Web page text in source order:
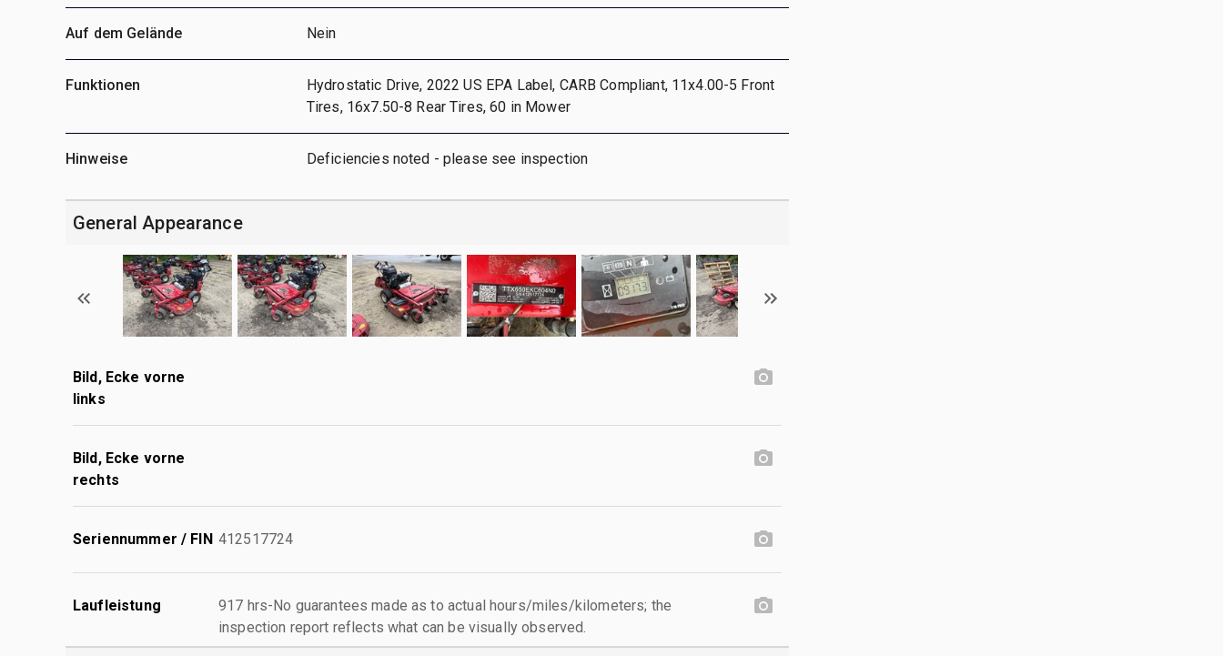
Auf dem Gelände Nein
Funktionen
Hydrostatic Drive, 2022 US EPA Label, CARB Compliant, 11x4.00-5 Front
Tires, 16x7.50-8 Rear Tires, 60 in Mower
Hinweise Deficiencies noted - please see inspection
General Appearance
Bild, Ecke vorne
links
Bild, Ecke vorne
rechts
Seriennummer / FIN 412517724
Laufleistung
917 hrs-No guarantees made as to actual hours/miles/kilometers; the
inspection report reflects what can be visually observed.